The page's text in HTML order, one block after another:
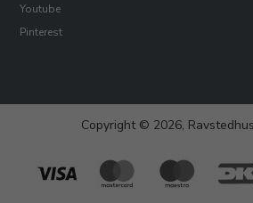
Youtube
Pinterest
Copyright © 2026,